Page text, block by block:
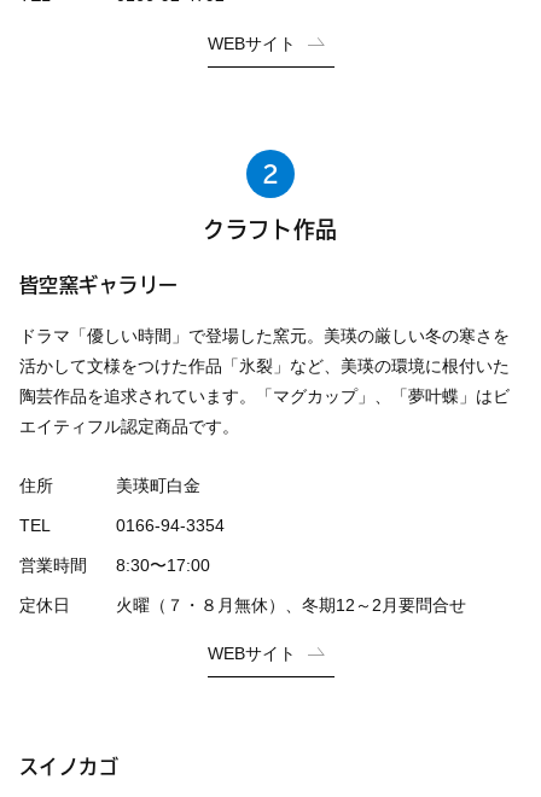
WEBサイト
2
クラフト作品
皆空窯ギャラリー
ドラマ「優しい時間」で登場した窯元。美瑛の厳しい冬の寒さを
活かして文様をつけた作品「氷裂」など、美瑛の環境に根付いた
陶芸作品を追求されています。「マグカップ」、「夢叶蝶」はビ
エイティフル認定商品です。
住所 美瑛町白金
TEL 0166-94-3354
営業時間 8:30〜17:00
定休日 火曜（７・８月無休）、冬期12～2月要問合せ
WEBサイト
スイノカゴ